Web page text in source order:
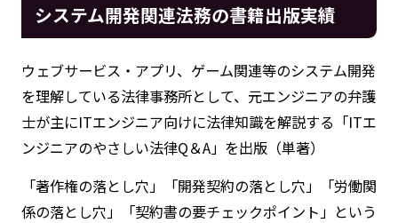
システム開発関連法務の書籍出版実績
ウェブサービス・アプリ、ゲーム関連等のシステム開発
を理解している法律事務所として、元エンジニアの弁護
士が主にITエンジニア向けに法律知識を解説する「ITエ
ンジニアのやさしい法律Q＆A」を出版（単著）
「著作権の落とし穴」「開発契約の落とし穴」「労働関
係の落とし穴」「契約書の要チェックポイント」という